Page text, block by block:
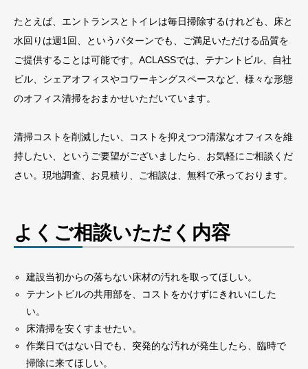
たとえば、エントランスとトイレは毎日掃除するけれども、床と
水回りは週1回、というパターンでも、ご満足いただける品質を
ご提供することは可能です。ACLASSでは、テナントビル、自社
ビル、シェアオフィスやコワーキングスペースなど、様々な形態
のオフィス清掃をおまかせいただいています。
清掃コストを削減したい、コストを抑えつつ清潔なオフィスを維
持したい、というご要望がございましたら、お気軽にご相談くだ
さい。現地調査、お見積り、ご相談は、無料で承っております。
よくご相談いただく内容
建設当初からの落ちない床材の汚れを取ってほしい。
テナントビルの共用部を、コストをかけずにきれいにした
い。
床清掃を安くすませたい。
作業日ではない日でも、突発的な汚れが発生したら、臨時で
掃除に来てほしい。